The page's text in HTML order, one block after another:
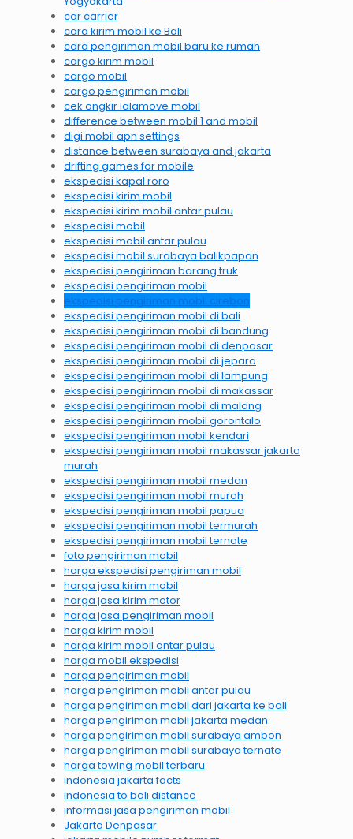
car carrier
cara kirim mobil ke Bali
cara pengiriman mobil baru ke rumah
cargo kirim mobil
cargo mobil
cargo pengiriman mobil
cek ongkir lalamove mobil
difference between mobil 1 and mobil
digi mobil apn settings
distance between surabaya and jakarta
drifting games for mobile
ekspedisi kapal roro
ekspedisi kirim mobil
ekspedisi kirim mobil antar pulau
ekspedisi mobil
ekspedisi mobil antar pulau
ekspedisi mobil surabaya balikpapan
ekspedisi pengiriman barang truk
ekspedisi pengiriman mobil
ekspedisi pengiriman mobil cirebon
ekspedisi pengiriman mobil di bali
ekspedisi pengiriman mobil di bandung
ekspedisi pengiriman mobil di denpasar
ekspedisi pengiriman mobil di jepara
ekspedisi pengiriman mobil di lampung
ekspedisi pengiriman mobil di makassar
ekspedisi pengiriman mobil di malang
ekspedisi pengiriman mobil gorontalo
ekspedisi pengiriman mobil kendari
ekspedisi pengiriman mobil makassar jakarta
murah
ekspedisi pengiriman mobil medan
ekspedisi pengiriman mobil murah
ekspedisi pengiriman mobil papua
ekspedisi pengiriman mobil termurah
ekspedisi pengiriman mobil ternate
foto pengiriman mobil
harga ekspedisi pengiriman mobil
harga jasa kirim mobil
harga jasa kirim motor
harga jasa pengiriman mobil
harga kirim mobil
harga kirim mobil antar pulau
harga mobil ekspedisi
harga pengiriman mobil
harga pengiriman mobil antar pulau
harga pengiriman mobil dari jakarta ke bali
harga pengiriman mobil jakarta medan
harga pengiriman mobil surabaya ambon
harga pengiriman mobil surabaya ternate
harga towing mobil terbaru
indonesia jakarta facts
indonesia to bali distance
informasi jasa pengiriman mobil
Jakarta Denpasar